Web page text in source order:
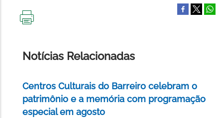
Notícias Relacionadas
Centros Culturais do Barreiro celebram o
patrimônio e a memória com programação
especial em agosto